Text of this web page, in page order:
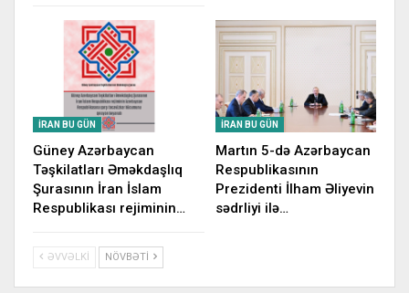
İRAN BU GÜN
Güney Azərbaycan
Təşkilatları Əməkdaşlıq
Şurasının İran İslam
Respublikası rejiminin…
İRAN BU GÜN
Martın 5-də Azərbaycan
Respublikasının
Prezidenti İlham Əliyevin
sədrliyi ilə…
ƏVVƏLKI NÖVBƏTI